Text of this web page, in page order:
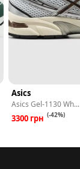
Asics
Asics Gel-1130 Wh...
3300 грн (-42%)